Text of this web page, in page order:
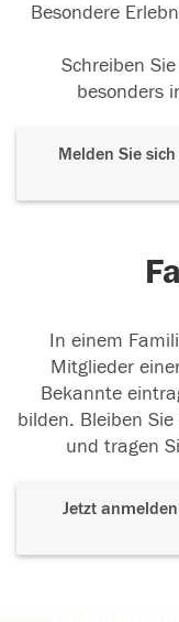
Besondere
Schreiben
besonders
Melden Sie
In einem
Mitglieder
Bekannte
bilden. Bleiben
und tragen
Jetzt